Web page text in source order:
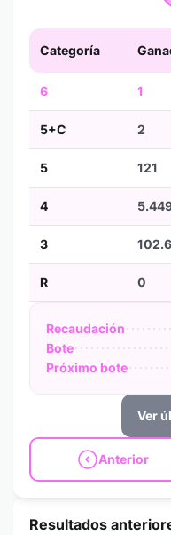
Categoría
6 1
5+C 2
5 121
4
3
R 0
Recaudación
Bote
Próximo bote
Ver
Anterior
Resultados